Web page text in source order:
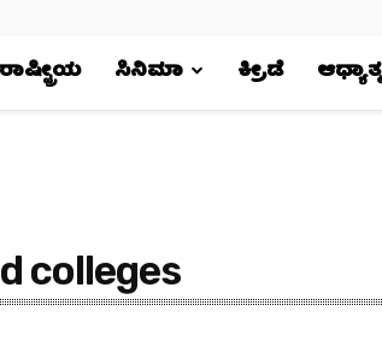
ಸಿನಿಮಾ ಕ್ರೀಡೆ ಆಧ್ಯಾತ್ಮ
colleges